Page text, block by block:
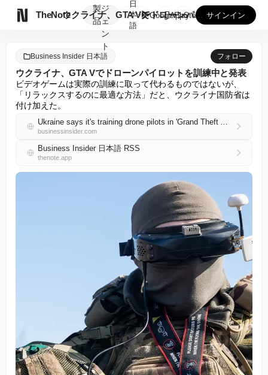
TheNote
製
品
ジ
ェ
ン
ト
ウクライナ、GTA Vでドローンパイロットを訓練中と発表
日
本
語
GooglePlay
AppStore サインイン
Business Insider 日本語 フォロー
ウクライナ、GTA Vでドローンパイロットを訓練中と発表
ビデオゲームは実際の訓練に取って代わるものではないが、
「リラックスするのに最適な方法」だと、ウクライナ国防省は
付け加えた。
Ukraine says it's training drone pilots in 'Grand Theft Auto V'
businessinsider.com
Business Insider 日本語 RSS
thenote.app